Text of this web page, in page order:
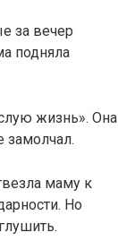
за вечер
подняла
жизнь». Она
замолчал.
маму к
Но